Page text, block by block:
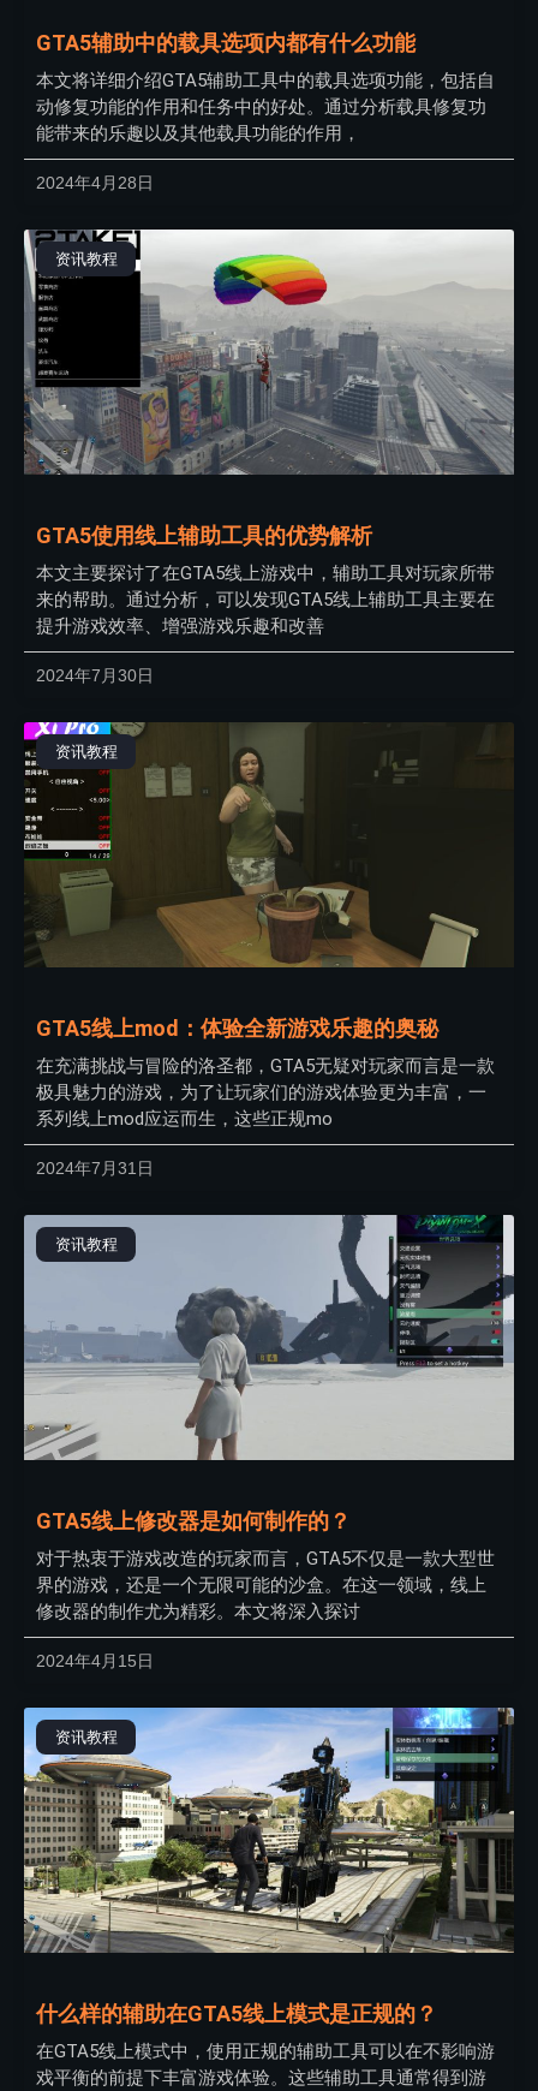
GTA5辅助中的载具选项内都有什么功能
本文将详细介绍GTA5辅助工具中的载具选项功能，包括自
动修复功能的作用和任务中的好处。通过分析载具修复功
能带来的乐趣以及其他载具功能的作用，
2024年4月28日
资讯教程
GTA5使用线上辅助工具的优势解析
本文主要探讨了在GTA5线上游戏中，辅助工具对玩家所带
来的帮助。通过分析，可以发现GTA5线上辅助工具主要在
提升游戏效率、增强游戏乐趣和改善
2024年7月30日
资讯教程
GTA5线上mod：体验全新游戏乐趣的奥秘
在充满挑战与冒险的洛圣都，GTA5无疑对玩家而言是一款
极具魅力的游戏，为了让玩家们的游戏体验更为丰富，一
系列线上mod应运而生，这些正规mo
2024年7月31日
资讯教程
GTA5线上修改器是如何制作的？
对于热衷于游戏改造的玩家而言，GTA5不仅是一款大型世
界的游戏，还是一个无限可能的沙盒。在这一领域，线上
修改器的制作尤为精彩。本文将深入探讨
2024年4月15日
资讯教程
什么样的辅助在GTA5线上模式是正规的？
在GTA5线上模式中，使用正规的辅助工具可以在不影响游
戏平衡的前提下丰富游戏体验。这些辅助工具通常得到游